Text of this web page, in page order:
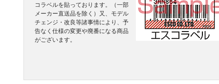
コラベルを貼っております。（一部
メーカー直送品を除く）又、モデル
チェンジ・改良等諸事情により、予
告なく仕様の変更や廃番になる商品
がございます。